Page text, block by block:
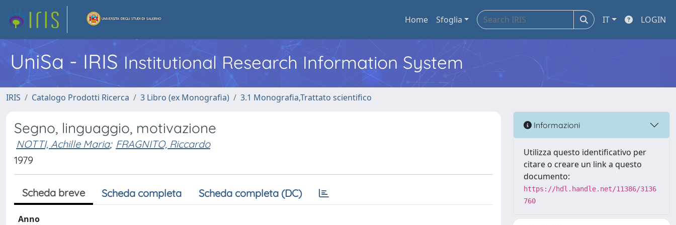
Home Sfoglia IT LOGIN
UniSa - IRIS Institutional Research Information System
IRIS Catalogo Prodotti Ricerca 3 Libro (ex Monografia) 3.1 Monografia,Trattato scientifico
Segno, linguaggio, motivazione
NOTTI, Achille Maria; FRAGNITO, Riccardo
1979
Scheda breve Scheda completa Scheda completa (DC)
Anno
Informazioni
Utilizza questo identificativo per
citare o creare un link a questo
documento:
https://hdl.handle.net/11386/3136
760